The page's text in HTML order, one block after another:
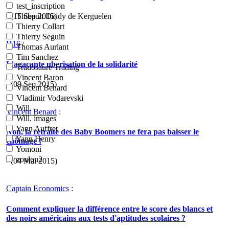
test_inscription
Thibault Doidy de Kerguelen
Thierry Collart
Thierry Seguin
Thomas Aurlant
Tim Sanchez
Tradosaure Trading
Vincent Baron
Vincent Benard
Vladimir Vodarevski
Will.
Will. images
Yann Auffret
Yann Henry
Yomoni
zoulou2
- (15 Sep 2015)
H16:
L’agaçante uberisation de la solidarité
- (09 Sep 2015)
Vincent Benard :
Non, la retraite des Baby Boomers ne fera pas baisser le
chômage !
- (04 Mai 2015)
Captain Economics :
Comment expliquer la différence entre le score des blancs et
des noirs américains aux tests d'aptitudes scolaires ?